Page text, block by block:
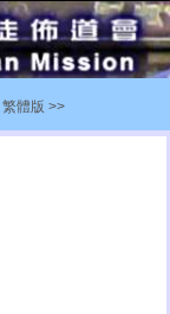
繁體版 >>